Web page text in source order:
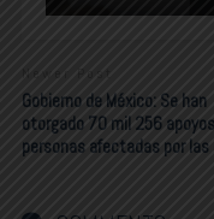
Newer Post
Gobierno de México: Se han
otorgado 70 mil 256
personas afectadas por las